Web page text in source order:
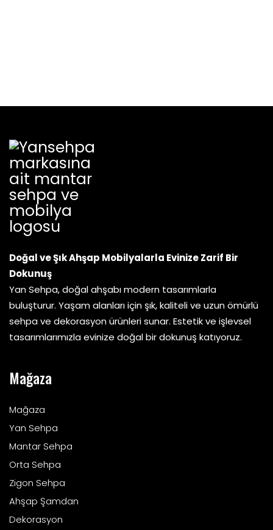
Doğal ve Şık Ahşap Mobilyalarla Evinize Zarif Bir
Dokunuş
Yan Sehpa, doğal ahşabı modern tasarımlarla
buluşturur. Yaşam alanları için şık, kaliteli ve uzun ömürlü
sehpa ve dekorasyon ürünleri sunar. Estetik ve işlevsel
tasarımlarımızla evinize doğal bir dokunuş katıyoruz.
Mağaza
Mağaza
Yan Sehpa
Mantar Sehpa
Orta Sehpa
Zigon Sehpa
Ahşap Şamdan
Dekorasyon